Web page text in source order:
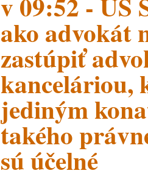
ako advokát
zastúpiť
kanceláriou,
jediným
takého
sú účelné